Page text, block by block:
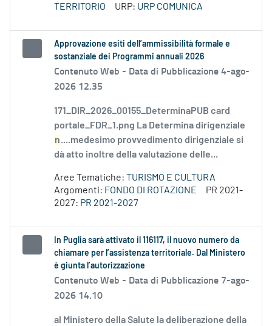
TERRITORIO
URP: URP COMUNICA
Approvazione esiti dell’ammissibilità formale e
sostanziale dei Programmi annuali 2026
Contenuto Web - Data di Pubblicazione 4-ago-
2026 12.35
171_DIR_2026_00155_DeterminaPUB card
portale_FDR_1.png La Determina dirigenziale
n....medesimo provvedimento dirigenziale si
dà atto inoltre della valutazione delle...
Aree Tematiche: TURISMO E CULTURA
Argomenti: FONDO DI ROTAZIONE
PR 2021-
2027: PR 2021-2027
In Puglia sarà attivato il 116117, il nuovo numero da
chiamare per l’assistenza territoriale. Dal Ministero
è giunta l’autorizzazione
Contenuto Web - Data di Pubblicazione 7-ago-
2026 14.10
al Ministero della Salute la deliberazione della